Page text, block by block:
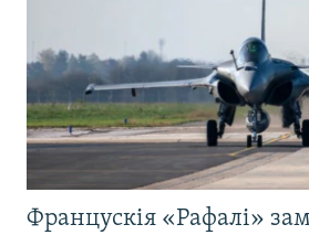
Францускія «Рафалі»